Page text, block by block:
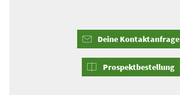
Deine Kontaktanfrage
Prospektbestellung